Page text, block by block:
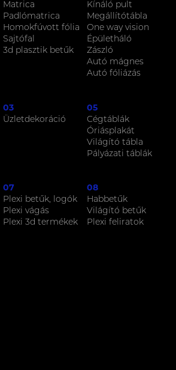
Matrica
Padlómatrica
Homokfúvott fólia
Sajtófal
3d plasztik betűk
03
Üzletdekoráció
Kínáló pult
Megállítótábla
One way vision
Épületháló
Zászló
Autó mágnes
Autó fóliázás
05
Cégtáblák
Óriásplakát
Világító tábla
Pályázati táblák
07
Plexi betűk, logók
Plexi vágás
Plexi 3d termékek
08
Habbetűk
Világító betűk
Plexi feliratok